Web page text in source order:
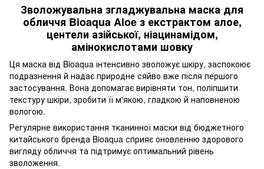
Зволожувальна згладжувальна маска для
обличчя Bioaqua Aloe з екстрактом алое,
центели азійської, ніацинамідом,
амінокислотами шовку
Ця маска від Bioaqua інтенсивно зволожує шкіру, заспокоює
подразнення й надає природне сяйво вже після першого
застосування. Вона допомагає вирівняти тон, поліпшити
текстуру шкіри, зробити її м'якою, гладкою й наповненою
вологою.
Регулярне використання тканинної маски від бюджетного
китайського бренда Bioaqua сприяє оновленню здорового
вигляду обличчя та підтримує оптимальний рівень
зволоження.